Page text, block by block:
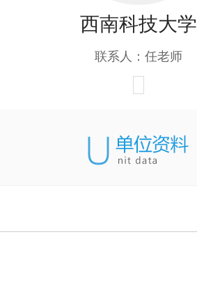
西南科技大学
联系人：任老师